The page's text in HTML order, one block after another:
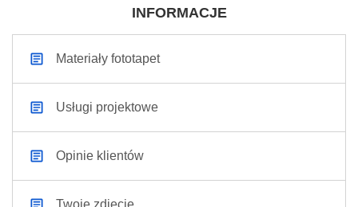
INFORMACJE
Materiały fototapet
Usługi projektowe
Opinie klientów
Twoje zdjęcie